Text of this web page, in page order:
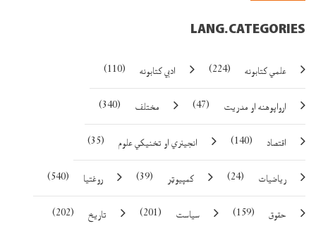
LANG.CATEGORIES
علمي کتابونه (224) ادبي کتابونه (110)
ارواپوهنه او مدريت (47) مختلف (340)
اقتصاد (140) انجينري او تخنيکي علوم (35)
رياضيات (24) کمپيوټر (39) روغتيا (540)
حقوق (159) سياست (201) تاريخ (202)